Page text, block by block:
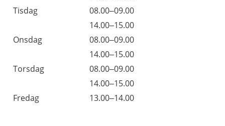
Tisdag
08.00–09.00
14.00–15.00
Onsdag
08.00–09.00
14.00–15.00
Torsdag
08.00–09.00
14.00–15.00
Fredag
13.00–14.00